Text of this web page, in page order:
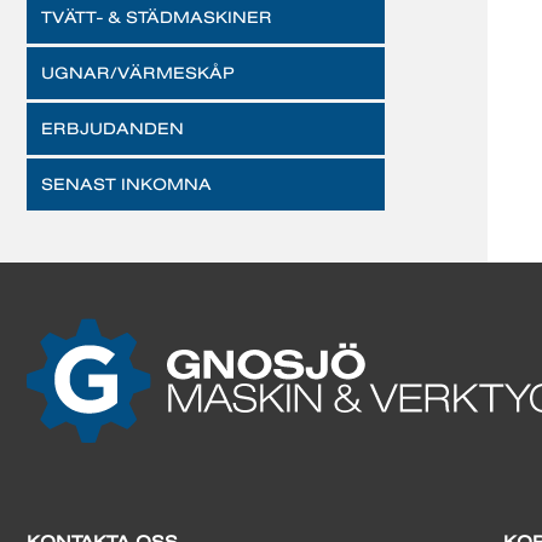
TVÄTT- & STÄDMASKINER
UGNAR/VÄRMESKÅP
ERBJUDANDEN
SENAST INKOMNA